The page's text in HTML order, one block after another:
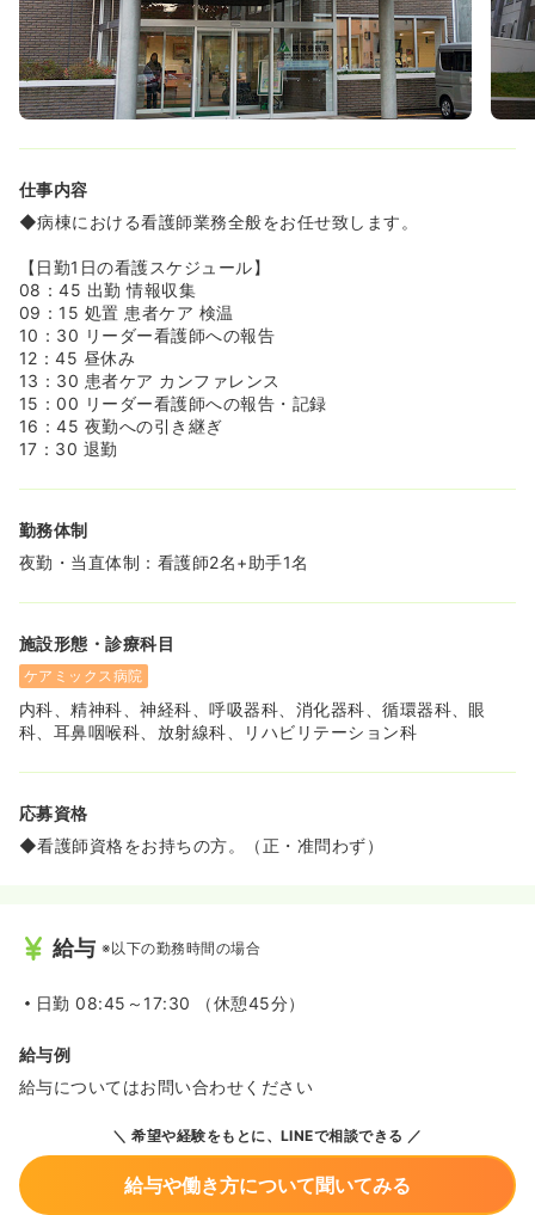
♪》
◆年間休日は122日で4週8休以上で年末年始休暇もありま
す♪
◆有給が入職後すぐに6日付与されるのも魅力のポイント
です！
《社会福祉法人運営による、安定性、歴史が長く、施設が
◆昭和23年の開設の歴史の長い地域医療を担っている病院
です♪
◆2006年に老朽化した建物を全面改築し病院内を白を基
調とした作りで綺麗になっています♪
◆設立母体が老人福祉に90有余年の歴史を誇る社会福祉法
人札幌慈啓会であることから、高齢者にとって有益な物忘
れ外来や漢方外来など多くの専門外来を有し、さらには生
命の危険のある肺炎の予防を通して地域の高齢者の生活を
支え続けています♪
《身体抑制についての考え方》
◆慈啓会病院では、「できるだけ身体抑制を行わない医
院内には「身体拘束廃止対策委員会」が設置されており、
るケアの実現に取り組んでいます。
◆点滴の自己抜去防止や転倒防止など、どうしても抑制が
・本当に必要かどうかのチェック
などをカンファレンスで話し合い、できる限り「抑制しな
い方向」でケアを工夫しています。
◆内科では身体抑制のチームを組織し、使用状況をシート
で管理しながら月1回のカンファレンスで確認しています。
◆精神科でも「行動制限委員会」を設け、精神福祉法に基
仕事内容
◆病棟における看護師業務全般をお任せ致します。
【日勤1日の看護スケジュール】
08：45 出勤 情報収集
09：15 処置 患者ケア 検温
10：30 リーダー看護師への報告
12：45 昼休み
13：30 患者ケア カンファレンス
15：00 リーダー看護師への報告・記録
16：45 夜勤への引き継ぎ
17：30 退勤
勤務体制
夜勤・当直体制：看護師2名+助手1名
施設形態・診療科目
ケアミックス病院
内科、精神科、神経科、呼吸器科、消化器科、循環器科、眼
科、耳鼻咽喉科、放射線科、リハビリテーション科
応募資格
◆看護師資格をお持ちの方。（正・准問わず）
給与 ※以下の勤務時間の場合
日勤 08:45～17:30 （休憩45分）
給与例
給与についてはお問い合わせください
希望や経験をもとに、LINEで相談できる
給与や働き方について聞いてみる